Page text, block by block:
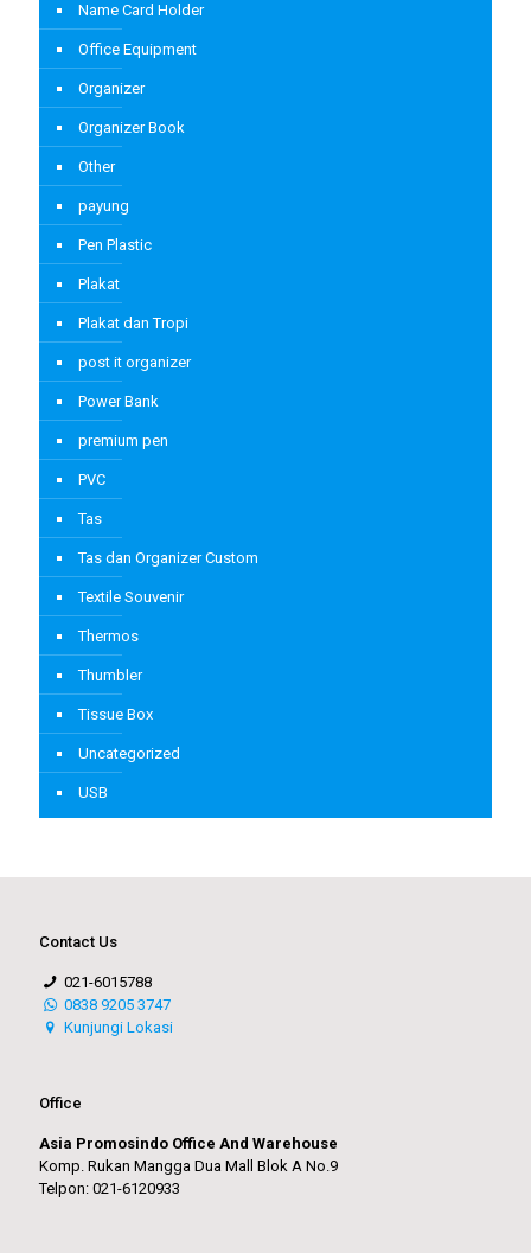
Name Card Holder
Office Equipment
Organizer
Organizer Book
Other
payung
Pen Plastic
Plakat
Plakat dan Tropi
post it organizer
Power Bank
premium pen
PVC
Tas
Tas dan Organizer Custom
Textile Souvenir
Thermos
Thumbler
Tissue Box
Uncategorized
USB
Contact Us
021-6015788
0838 9205 3747
Kunjungi Lokasi
Office
Asia Promosindo Office And Warehouse
Komp. Rukan Mangga Dua Mall Blok A No.9
Telpon: 021-6120933